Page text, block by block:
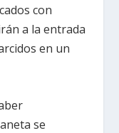
con
a la entrada
en un
se